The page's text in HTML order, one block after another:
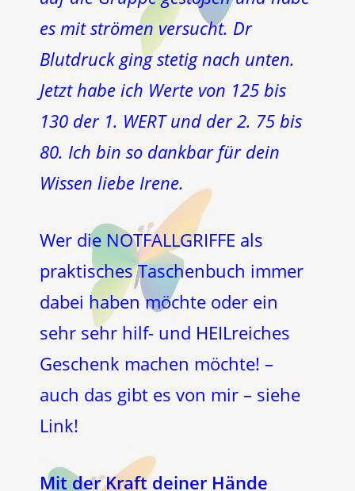
es mit strömen versucht. Dr
Blutdruck ging stetig nach unten.
Jetzt habe ich Werte von 125 bis
130 der 1. WERT und der 2. 75 bis
80. Ich bin so dankbar für dein
Wissen liebe Irene.
Wer die NOTFALLGRIFFE als
praktisches Taschenbuch immer
dabei haben möchte oder ein
sehr sehr hilf- und HEILreiches
Geschenk machen möchte! –
auch das gibt es von mir – siehe
Link!
Mit der Kraft deiner Hände